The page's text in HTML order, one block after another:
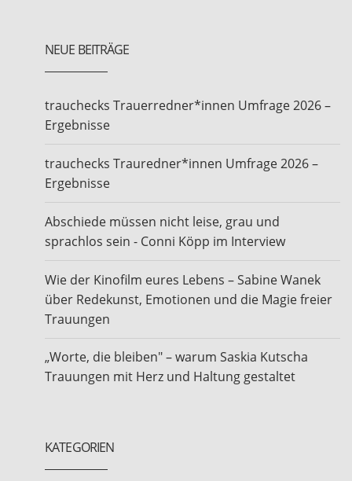
NEUE BEITRÄGE
trauchecks Trauerredner*innen Umfrage 2026 –
Ergebnisse
trauchecks Trauredner*innen Umfrage 2026 –
Ergebnisse
Abschiede müssen nicht leise, grau und
sprachlos sein - Conni Köpp im Interview
Wie der Kinofilm eures Lebens – Sabine Wanek
über Redekunst, Emotionen und die Magie freier
Trauungen
„Worte, die bleiben" – warum Saskia Kutscha
Trauungen mit Herz und Haltung gestaltet
KATEGORIEN